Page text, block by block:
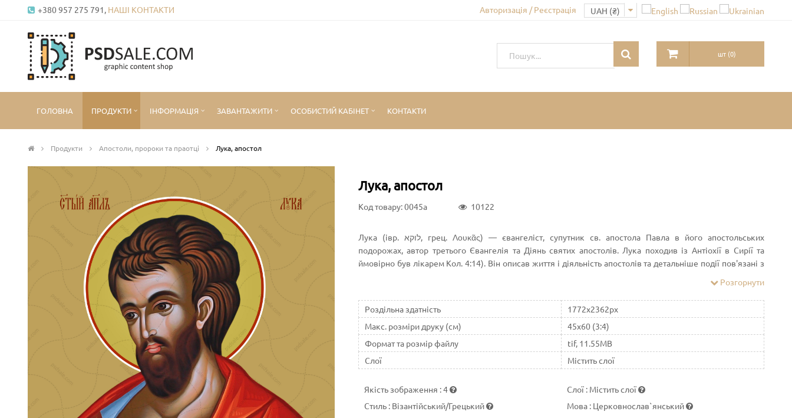
+380 957 275 791, НАШІ КОНТАКТИ Авторизація / Реєстрація
шт(0)
ГОЛОВНА ПРОДУКТИ ІНФОРМАЦІЯ ЗАВАНТАЖИТИ ОСОБИСТИЙ КАБІНЕТ КОНТАКТИ
Продукти Апостоли, пророки та праотці Лука, апостол
Лука, апостол
Код товару: 0045a 10122
Лука (івр. לוקא‎, грец. Λουκᾶς) — євангеліст, супутник св. апостола Павла в його апостольських
подорожах, автор третього Євангелія та Діянь святих апостолів. Лука походив із Антіохії в Сирії та
ймовірно був лікарем Кол. 4:14). Він описав життя і діяльність апостолів та детальніше події пов'язані з
другій своїй книзі, що ввійшла до Святого Письма тобто в Діяннях Апостолів, а інші дані є з Передання.
Розгорнути
Роздільна здатність
1772x2362px
Макс. розміри друку (см)
45x60 (3:4)
Формат та розмір файлу
tif, 11.55MB
Слої
Містить слої
Якість зображення :4 Слої : Містить слої
Стиль : Візантійський/Грецький Мова : Церковнослав`янський